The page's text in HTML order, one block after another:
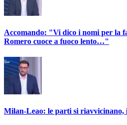
Accomando: "Vi dico i nomi per la
Romero cuoce a fuoco lento…"
Milan-Leao: le parti si riavvicinano,